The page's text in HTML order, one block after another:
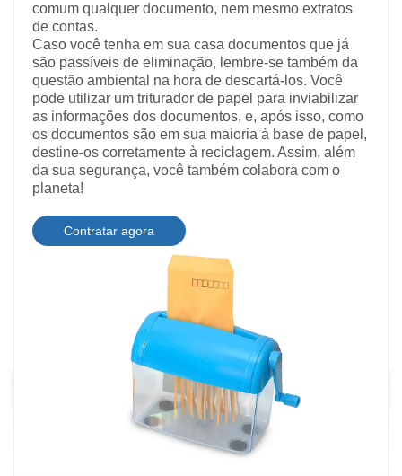
comum qualquer documento, nem mesmo extratos
de contas.
Caso você tenha em sua casa documentos que já
são passíveis de eliminação, lembre-se também da
questão ambiental na hora de descartá-los. Você
pode utilizar um triturador de papel para inviabilizar
as informações dos documentos, e, após isso, como
os documentos são em sua maioria à base de papel,
destine-os corretamente à reciclagem. Assim, além
da sua segurança, você também colabora com o
planeta!
Contratar agora